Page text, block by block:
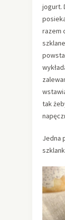
jogurt.
razem
tak
Jedna